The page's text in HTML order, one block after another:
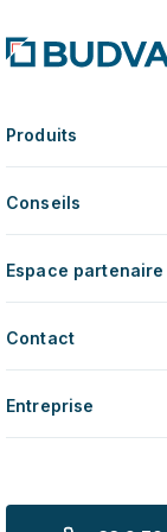
Produits
Conseils
Espace partenaire
Contact
Entreprise